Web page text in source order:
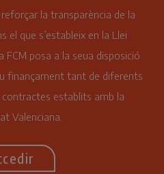
la transparència de la
el que s’estableix en la Llei
FCM posa a la seua disposició
finançament tant de diferents
establits amb la
Valenciana.